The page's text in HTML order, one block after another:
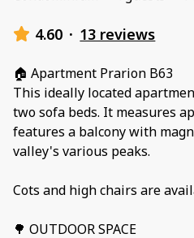
4.60 · 13 reviews
🏠 Apartment Prarion B63
This ideally located
two sofa beds. It measures
features a balcony with
valley's various peaks.
Cots and high chairs are
🌳 OUTDOOR SPACE